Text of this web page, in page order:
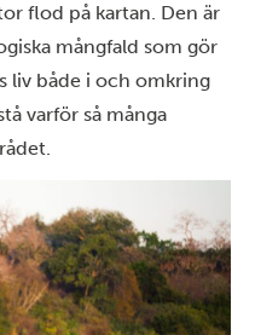
flod på kartan. Den är
mångfald som gör
liv både i och omkring
varför så många